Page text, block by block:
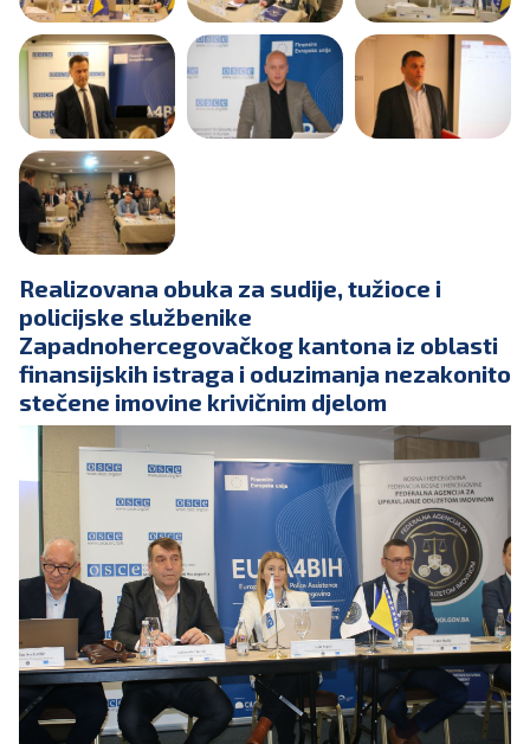
Realizovana obuka za sudije, tužioce i
policijske službenike
Zapadnohercegovačkog kantona iz oblasti
finansijskih istraga i oduzimanja nezakonito
stečene imovine krivičnim djelom